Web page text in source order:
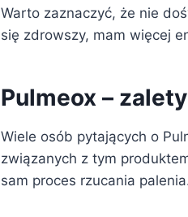
Warto zaznaczyć, że nie
się zdrowszy, mam więcej
Pulmeox –
Wiele osób pytających o
związanych z tym
sam proces rzucania